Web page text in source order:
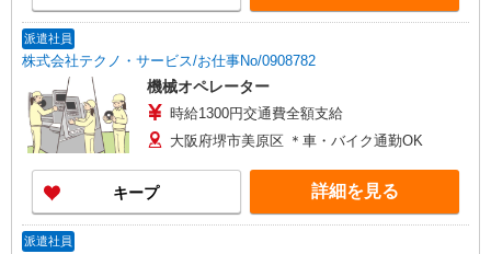
派遣社員
株式会社テクノ・サービス/お仕事No/0908782
機械オペレーター
時給1300円交通費全額支給
大阪府堺市美原区 ＊車・バイク通勤OK
キープ 詳細を見る
派遣社員